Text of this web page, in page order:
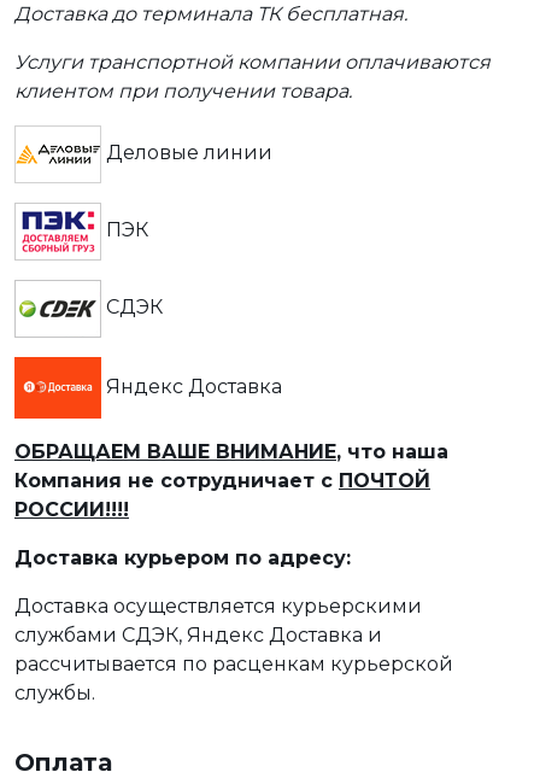
Доставка до терминала ТК бесплатная.
Услуги транспортной компании оплачиваются
клиентом при получении товара.
Деловые линии
ПЭК
СДЭК
Яндекс Доставка
ОБРАЩАЕМ ВАШЕ ВНИМАНИЕ, что наша
Компания не сотрудничает с ПОЧТОЙ
РОССИИ!!!!
Доставка курьером по адресу:
Доставка осуществляется курьерскими
службами СДЭК, Яндекс Доставка и
рассчитывается по расценкам курьерской
службы.
Оплата